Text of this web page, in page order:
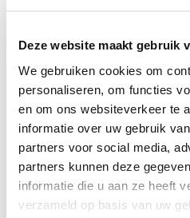
Deze website maakt gebruik
We gebruiken cookies om
personaliseren, om functies
en om ons websiteverkeer te
informatie over uw gebruik
partners voor social media,
partners kunnen deze
informatie die u aan ze heeft
verzameld op basis van uw